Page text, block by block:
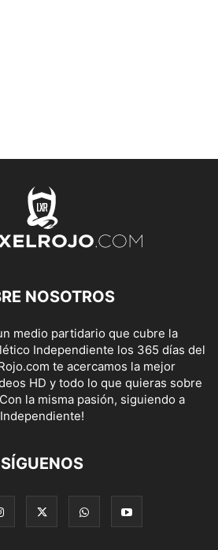
NOSOTROS
medio partidario que cubre la
Independiente los 365 días del
te acercamos la mejor
HD y todo lo que quieras sobre
la misma pasión, siguiendo a
Independiente!
SÍGUENOS